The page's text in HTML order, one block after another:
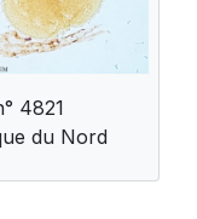
4821
du Nord